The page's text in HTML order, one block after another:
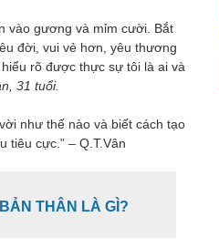
vào gương và mỉm cười. Bắt
đời, vui vẻ hơn, yêu thương
rõ được thực sự tôi là ai và
31 tuổi.
như thế nào và biết cách tạo
tiêu cực.” – Q.T.Vân
THÂN LÀ GÌ?